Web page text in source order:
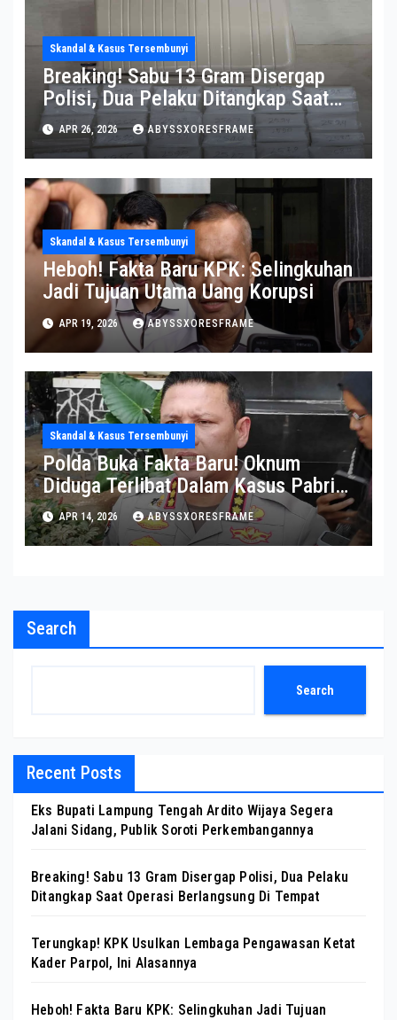
Skandal & Kasus Tersembunyi
Breaking! Sabu 13 Gram Disergap
Polisi, Dua Pelaku Ditangkap Saat
Operasi Berlangsung Di Tempat
APR 26, 2026 ABYSSXORESFRAME
Skandal & Kasus Tersembunyi
Heboh! Fakta Baru KPK: Selingkuhan
Jadi Tujuan Utama Uang Korupsi
APR 19, 2026 ABYSSXORESFRAME
Skandal & Kasus Tersembunyi
Polda Buka Fakta Baru! Oknum
Diduga Terlibat Dalam Kasus Pabrik
Narkoba Di Semarang
APR 14, 2026 ABYSSXORESFRAME
Search
Search
Recent Posts
Eks Bupati Lampung Tengah Ardito Wijaya Segera
Jalani Sidang, Publik Soroti Perkembangannya
Breaking! Sabu 13 Gram Disergap Polisi, Dua Pelaku
Ditangkap Saat Operasi Berlangsung Di Tempat
Terungkap! KPK Usulkan Lembaga Pengawasan Ketat
Kader Parpol, Ini Alasannya
Heboh! Fakta Baru KPK: Selingkuhan Jadi Tujuan